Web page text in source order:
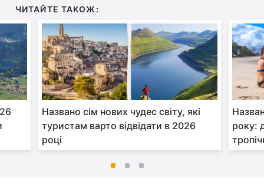
ЧИТАЙТЕ ТАКОЖ:
Названо сім нових чудес світу, які
туристам варто відвідати в 2026
році
року: